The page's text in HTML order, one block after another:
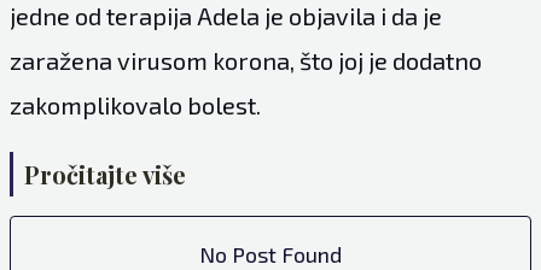
jedne od terapija Adela je objavila i da je
zaražena virusom korona, što joj je dodatno
zakomplikovalo bolest.
Pročitajte više
No Post Found